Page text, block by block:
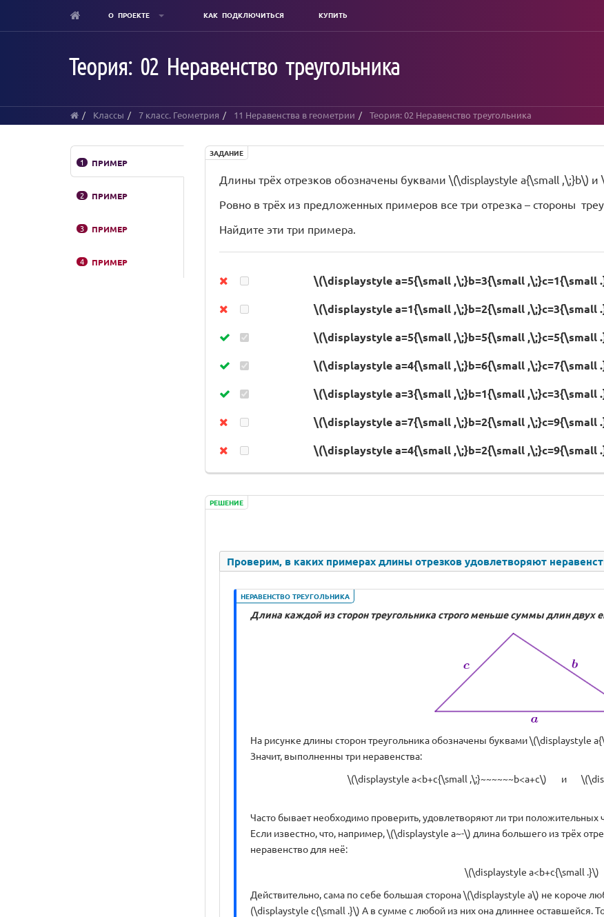
О ПРОЕКТЕ КАК ПОДКЛЮЧИТЬСЯ КУПИТЬ
Теория: 02 Неравенство треугольника
Классы 7 класс. Геометрия 11 Неравенства в геометрии Теория: 02 Неравенство треугольника
1 ПРИМЕР
2 ПРИМЕР
3 ПРИМЕР
4 ПРИМЕР
ЗАДАНИЕ
Длины трёх отрезков обозначены буквами \(\displaystyle a{\small ,\;}b\) и
Ровно в трёх из предложенных примеров все три отрезка – стороны
Найдите эти три примера.
\(\displaystyle a=5{\small ,\;}b=3{\small ,\;}c=1{\small
\(\displaystyle a=1{\small ,\;}b=2{\small ,\;}c=3{\small
\(\displaystyle a=5{\small ,\;}b=5{\small ,\;}c=5{\small
\(\displaystyle a=4{\small ,\;}b=6{\small ,\;}c=7{\small
\(\displaystyle a=3{\small ,\;}b=1{\small ,\;}c=3{\small
\(\displaystyle a=7{\small ,\;}b=2{\small ,\;}c=9{\small
\(\displaystyle a=4{\small ,\;}b=2{\small ,\;}c=9{\small
РЕШЕНИЕ
Проверим, в каких примерах длины отрезков удовлетворяют
НЕРАВЕНСТВО ТРЕУГОЛЬНИКА
Длина каждой из сторон треугольника строго меньше суммы длин двух
На рисунке длины сторон треугольника обозначены буквами \(\displaystyle
Значит, выполненны три неравенства:
\(\displaystyle a<b+c{\small ,\;}~~~~~~b<a+c\) и
Часто бывает необходимо проверить, удовлетворяют ли три
Если известно, что, например, \(\displaystyle a~-\) длина большего из трёх
неравенство для неё:
\(\displaystyle a<b+c{\small .}\)
Действительно, сама по себе большая сторона \(\displaystyle a\) не короче
(\displaystyle c{\small .}\) А в сумме с любой из них она длиннее оставшейся.